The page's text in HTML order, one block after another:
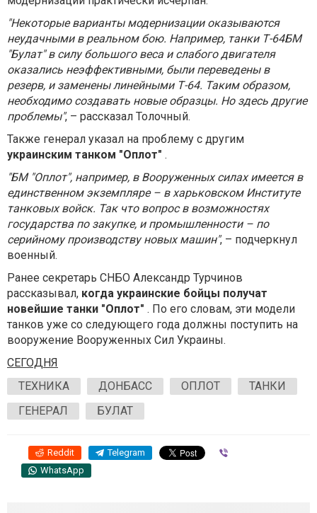
"Некоторые варианты модернизации оказываются
неудачными в реальном бою. Например, танки Т-64БМ
"Булат" в силу большого веса и слабого двигателя
оказались неэффективными, были переведены в
резерв, и заменены линейными Т-64. Таким образом,
необходимо создавать новые образцы. Но здесь другие
проблемы", – рассказал Толочный.
Также генерал указал на проблему с другим
украинским танком "Оплот" .
"БМ "Оплот", например, в Вооруженных силах имеется в
единственном экземпляре – в харьковском Институте
танковых войск. Так что вопрос в возможностях
государства по закупке, и промышленности – по
серийному производству новых машин", – подчеркнул
военный.
Ранее секретарь СНБО Александр Турчинов
рассказывал, когда украинские бойцы получат
новейшие танки "Оплот" . По его словам, эти модели
танков уже со следующего года должны поступить на
вооружение Вооруженных Сил Украины.
СЕГОДНЯ
ТЕХНИКА
ДОНБАСС ОПЛОТ
ТАНКИ
ГЕНЕРАЛ
БУЛАТ
Reddit Telegram
WhatsApp